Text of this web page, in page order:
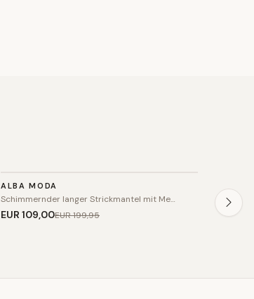
SALE
ALBA MODA
Schimmernder langer Strickmantel mit Me…
EUR 109,00EUR 199,95
SALE
EUR 96